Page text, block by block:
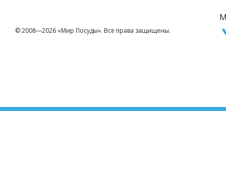
© 2008—2026 «Мир Посуды». Все права защищены.